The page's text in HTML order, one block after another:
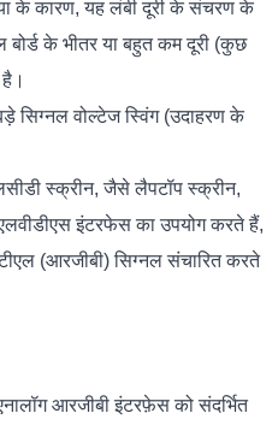
के कारण, यह लंबी दूरी के संचरण के
के भीतर या बहुत कम दूरी (कुछ
सिग्नल वोल्टेज स्विंग (उदाहरण के
स्क्रीन, जैसे लैपटॉप स्क्रीन,
इंटरफेस का उपयोग करते हैं,
(आरजीबी) सिग्नल संचारित करते
आरजीबी इंटरफ़ेस को संदर्भित